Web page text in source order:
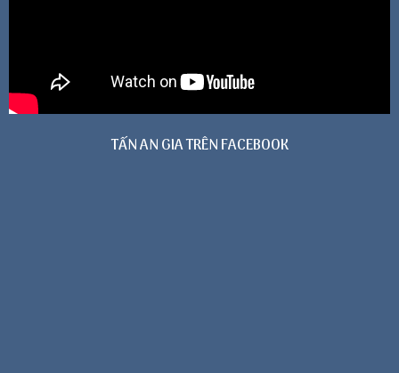
TẤN AN GIA TRÊN FACEBOOK